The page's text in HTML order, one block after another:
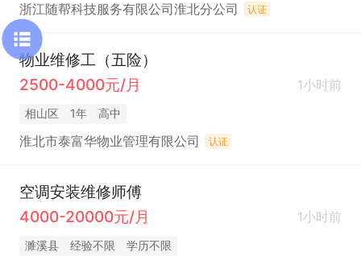
浙江随帮科技服务有限公司淮北分公司 认证
物业维修工（五险）
2500-4000元/月
1小时前
相山区 1年 高中
淮北市泰富华物业管理有限公司 认证
空调安装维修师傅
4000-20000元/月
1小时前
濉溪县 经验不限 学历不限